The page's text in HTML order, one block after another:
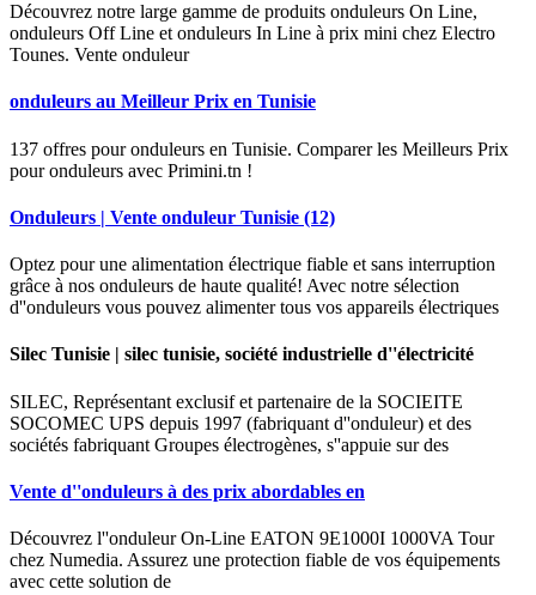
Découvrez notre large gamme de produits onduleurs On Line,
onduleurs Off Line et onduleurs In Line à prix mini chez Electro
Tounes. Vente onduleur
onduleurs au Meilleur Prix en Tunisie
137 offres pour onduleurs en Tunisie. Comparer les Meilleurs Prix
pour onduleurs avec Primini.tn !
Onduleurs | Vente onduleur Tunisie (12)
Optez pour une alimentation électrique fiable et sans interruption
grâce à nos onduleurs de haute qualité! Avec notre sélection
d''onduleurs vous pouvez alimenter tous vos appareils électriques
Silec Tunisie | silec tunisie, société industrielle d''électricité
SILEC, Représentant exclusif et partenaire de la SOCIEITE
SOCOMEC UPS depuis 1997 (fabriquant d''onduleur) et des
sociétés fabriquant Groupes électrogènes, s''appuie sur des
Vente d''onduleurs à des prix abordables en
Découvrez l''onduleur On-Line EATON 9E1000I 1000VA Tour
chez Numedia. Assurez une protection fiable de vos équipements
avec cette solution de